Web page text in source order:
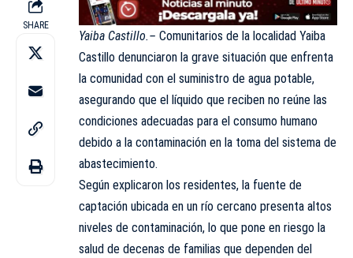
SHARE
Yaiba Castillo.– Comunitarios de la localidad Yaiba
Castillo denunciaron la grave situación que enfrenta
la comunidad con el suministro de agua potable,
asegurando que el líquido que reciben no reúne las
condiciones adecuadas para el consumo humano
debido a la contaminación en la toma del sistema de
abastecimiento.
Según explicaron los residentes, la fuente de
captación ubicada en un río cercano presenta altos
niveles de contaminación, lo que pone en riesgo la
salud de decenas de familias que dependen del